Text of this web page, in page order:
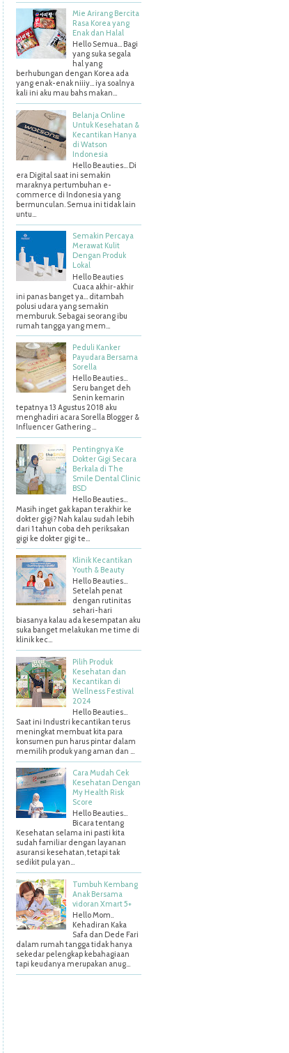
Mie Arirang Bercita
Rasa Korea yang
Enak dan Halal
Hello Semua... Bagi
yang suka segala
hal yang
berhubungan dengan Korea ada
yang enak-enak niiiy... iya soalnya
kali ini aku mau bahs makan...
Belanja Online
Untuk Kesehatan &
Kecantikan Hanya
di Watson
Indonesia
Hello Beauties... Di
era Digital saat ini semakin
maraknya pertumbuhan e-
commerce di Indonesia yang
bermunculan. Semua ini tidak lain
untu...
Semakin Percaya
Merawat Kulit
Dengan Produk
Lokal
Hello Beauties
Cuaca akhir-akhir
ini panas banget ya… ditambah
polusi udara yang semakin
memburuk. Sebagai seorang ibu
rumah tangga yang mem...
Peduli Kanker
Payudara Bersama
Sorella
Hello Beauties…
Seru banget deh
Senin kemarin
tepatnya 13 Agustus 2018 aku
menghadiri acara Sorella Blogger &
Influencer Gathering ...
Pentingnya Ke
Dokter Gigi Secara
Berkala di The
Smile Dental Clinic
BSD
Hello Beauties…
Masih inget gak kapan terakhir ke
dokter gigi? Nah kalau sudah lebih
dari 1 tahun coba deh periksakan
gigi ke dokter gigi te...
Klinik Kecantikan
Youth & Beauty
Hello Beauties...
Setelah penat
dengan rutinitas
sehari-hari
biasanya kalau ada kesempatan aku
suka banget melakukan me time di
klinik kec...
Pilih Produk
Kesehatan dan
Kecantikan di
Wellness Festival
2024
Hello Beauties…
Saat ini Industri kecantikan terus
meningkat membuat kita para
konsumen pun harus pintar dalam
memilih produk yang aman dan ...
Cara Mudah Cek
Kesehatan Dengan
My Health Risk
Score
Hello Beauties…
Bicara tentang
Kesehatan selama ini pasti kita
sudah familiar dengan layanan
asuransi kesehatan, tetapi tak
sedikit pula yan...
Tumbuh Kembang
Anak Bersama
vidoran Xmart 5+
Hello Mom..
Kehadiran Kaka
Safa dan Dede Fari
dalam rumah tangga tidak hanya
sekedar pelengkap kebahagiaan
tapi keudanya merupakan anug...